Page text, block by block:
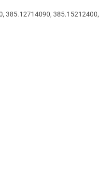
385.12714090, 385.15212400,